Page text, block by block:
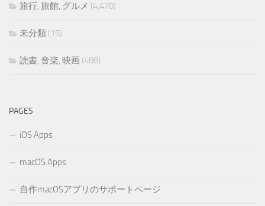
旅行, 旅館, グルメ (4,470)
未分類 (15)
読書, 音楽, 映画 (488)
PAGES
iOS Apps
macOS Apps
自作macOSアプリのサポートページ